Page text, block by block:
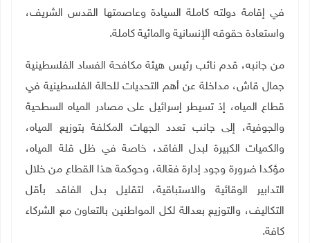
في إقامة دولته كاملة السيادة وعاصمتها القدس الشريف،
واستعادة حقوقه الإنسانية والمائية كاملة.
من جانبه، قدم نائب رئيس هيئة مكافحة الفساد الفلسطينية
جمال قاش، مداخلة عن أهم التحديات للحالة الفلسطينية في
قطاع المياه، إذ تسيطر إسرائيل على مصادر المياه السطحية
والجوفية، إلى جانب تعدد الجهات المكلفة بتوزيع المياه،
والكميات الكبيرة لبدل الفاقد، خاصة في ظل قلة المياه،
مؤكدا ضرورة وجود إدارة فعّالة، وحوكمة هذا القطاع من خلال
التدابير الوقائية والاستباقية، لتقليل بدل الفاقد بأقل
التكاليف، والتوزيع بعدالة لكل المواطنين بالتعاون مع الشركاء
كافة.